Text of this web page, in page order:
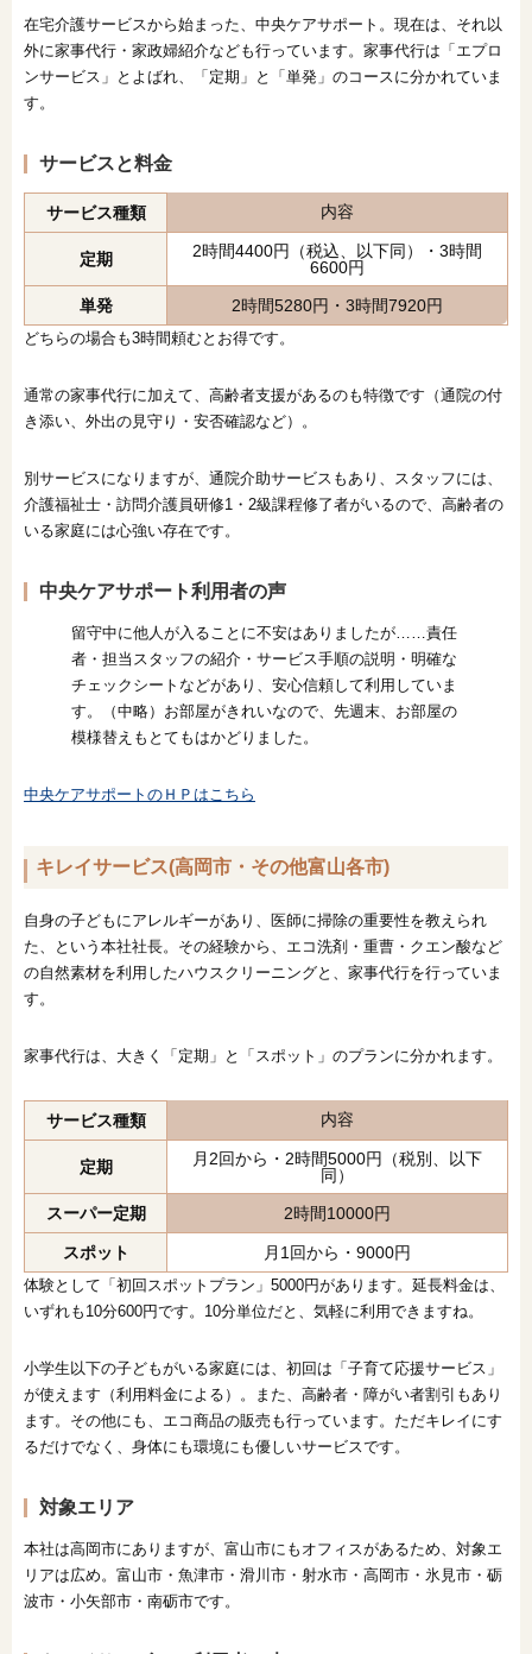
在宅介護サービスから始まった、中央ケアサポート。現在は、それ以
外に家事代行・家政婦紹介なども行っています。家事代行は「エプロ
ンサービス」とよばれ、「定期」と「単発」のコースに分かれていま
す。
サービスと料金
サービス種類 内容
定期
2時間4400円（税込、以下同）・3時間
6600円
単発
2時間5280円・3時間7920円
どちらの場合も3時間頼むとお得です。
通常の家事代行に加えて、高齢者支援があるのも特徴です（通院の付
き添い、外出の見守り・安否確認など）。
別サービスになりますが、通院介助サービスもあり、スタッフには、
介護福祉士・訪問介護員研修1・2級課程修了者がいるので、高齢者の
いる家庭には心強い存在です。
中央ケアサポート利用者の声
留守中に他人が入ることに不安はありましたが……責任
者・担当スタッフの紹介・サービス手順の説明・明確な
チェックシートなどがあり、安心信頼して利用していま
す。（中略）お部屋がきれいなので、先週末、お部屋の
模様替えもとてもはかどりました。
中央ケアサポートのＨＰはこちら
キレイサービス(高岡市・その他富山各市)
自身の子どもにアレルギーがあり、医師に掃除の重要性を教えられ
た、という本社社長。その経験から、エコ洗剤・重曹・クエン酸など
の自然素材を利用したハウスクリーニングと、家事代行を行っていま
す。
家事代行は、大きく「定期」と「スポット」のプランに分かれます。
サービス種類 内容
定期
月2回から・2時間5000円（税別、以下
同）
スーパー定期
2時間10000円
スポット 月1回から・9000円
体験として「初回スポットプラン」5000円があります。延長料金は、
いずれも10分600円です。10分単位だと、気軽に利用できますね。
小学生以下の子どもがいる家庭には、初回は「子育て応援サービス」
が使えます（利用料金による）。また、高齢者・障がい者割引もあり
ます。その他にも、エコ商品の販売も行っています。ただキレイにす
るだけでなく、身体にも環境にも優しいサービスです。
対象エリア
本社は高岡市にありますが、富山市にもオフィスがあるため、対象エ
リアは広め。富山市・魚津市・滑川市・射水市・高岡市・氷見市・砺
波市・小矢部市・南砺市です。